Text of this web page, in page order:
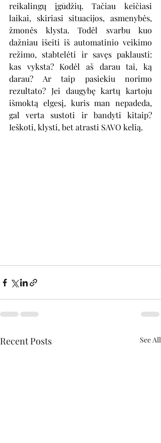
reikalingų įgūdžių. Tačiau keičiasi
laikai, skiriasi situacijos, asmenybės,
žmonės klysta. Todėl svarbu kuo
dažniau išeiti iš automatinio veikimo
režimo, stabtelėti ir savęs paklausti:
kas vyksta? Kodėl aš darau tai, ką
darau? Ar taip pasiekiu norimo
rezultato? Jei daugybę kartų kartoju
išmoktą elgesį, kuris man nepadeda,
gal verta sustoti ir bandyti kitaip?
Ieškoti, klysti, bet atrasti SAVO kelią.
Recent Posts See All